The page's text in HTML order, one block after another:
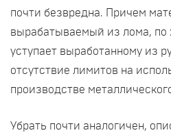
почти безвредна. Причем
вырабатываемый из лома, по
уступает выработанному из
отсутствие лимитов на
производстве
Убрать почти аналогичен,